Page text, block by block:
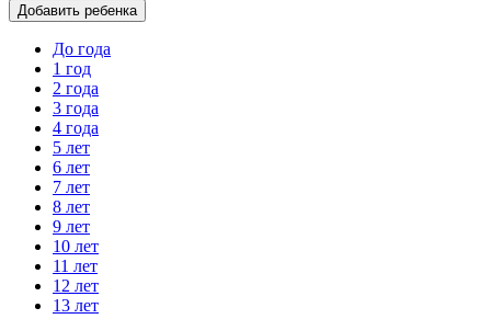
Добавить ребенка
До года
1 год
2 года
3 года
4 года
5 лет
6 лет
7 лет
8 лет
9 лет
10 лет
11 лет
12 лет
13 лет